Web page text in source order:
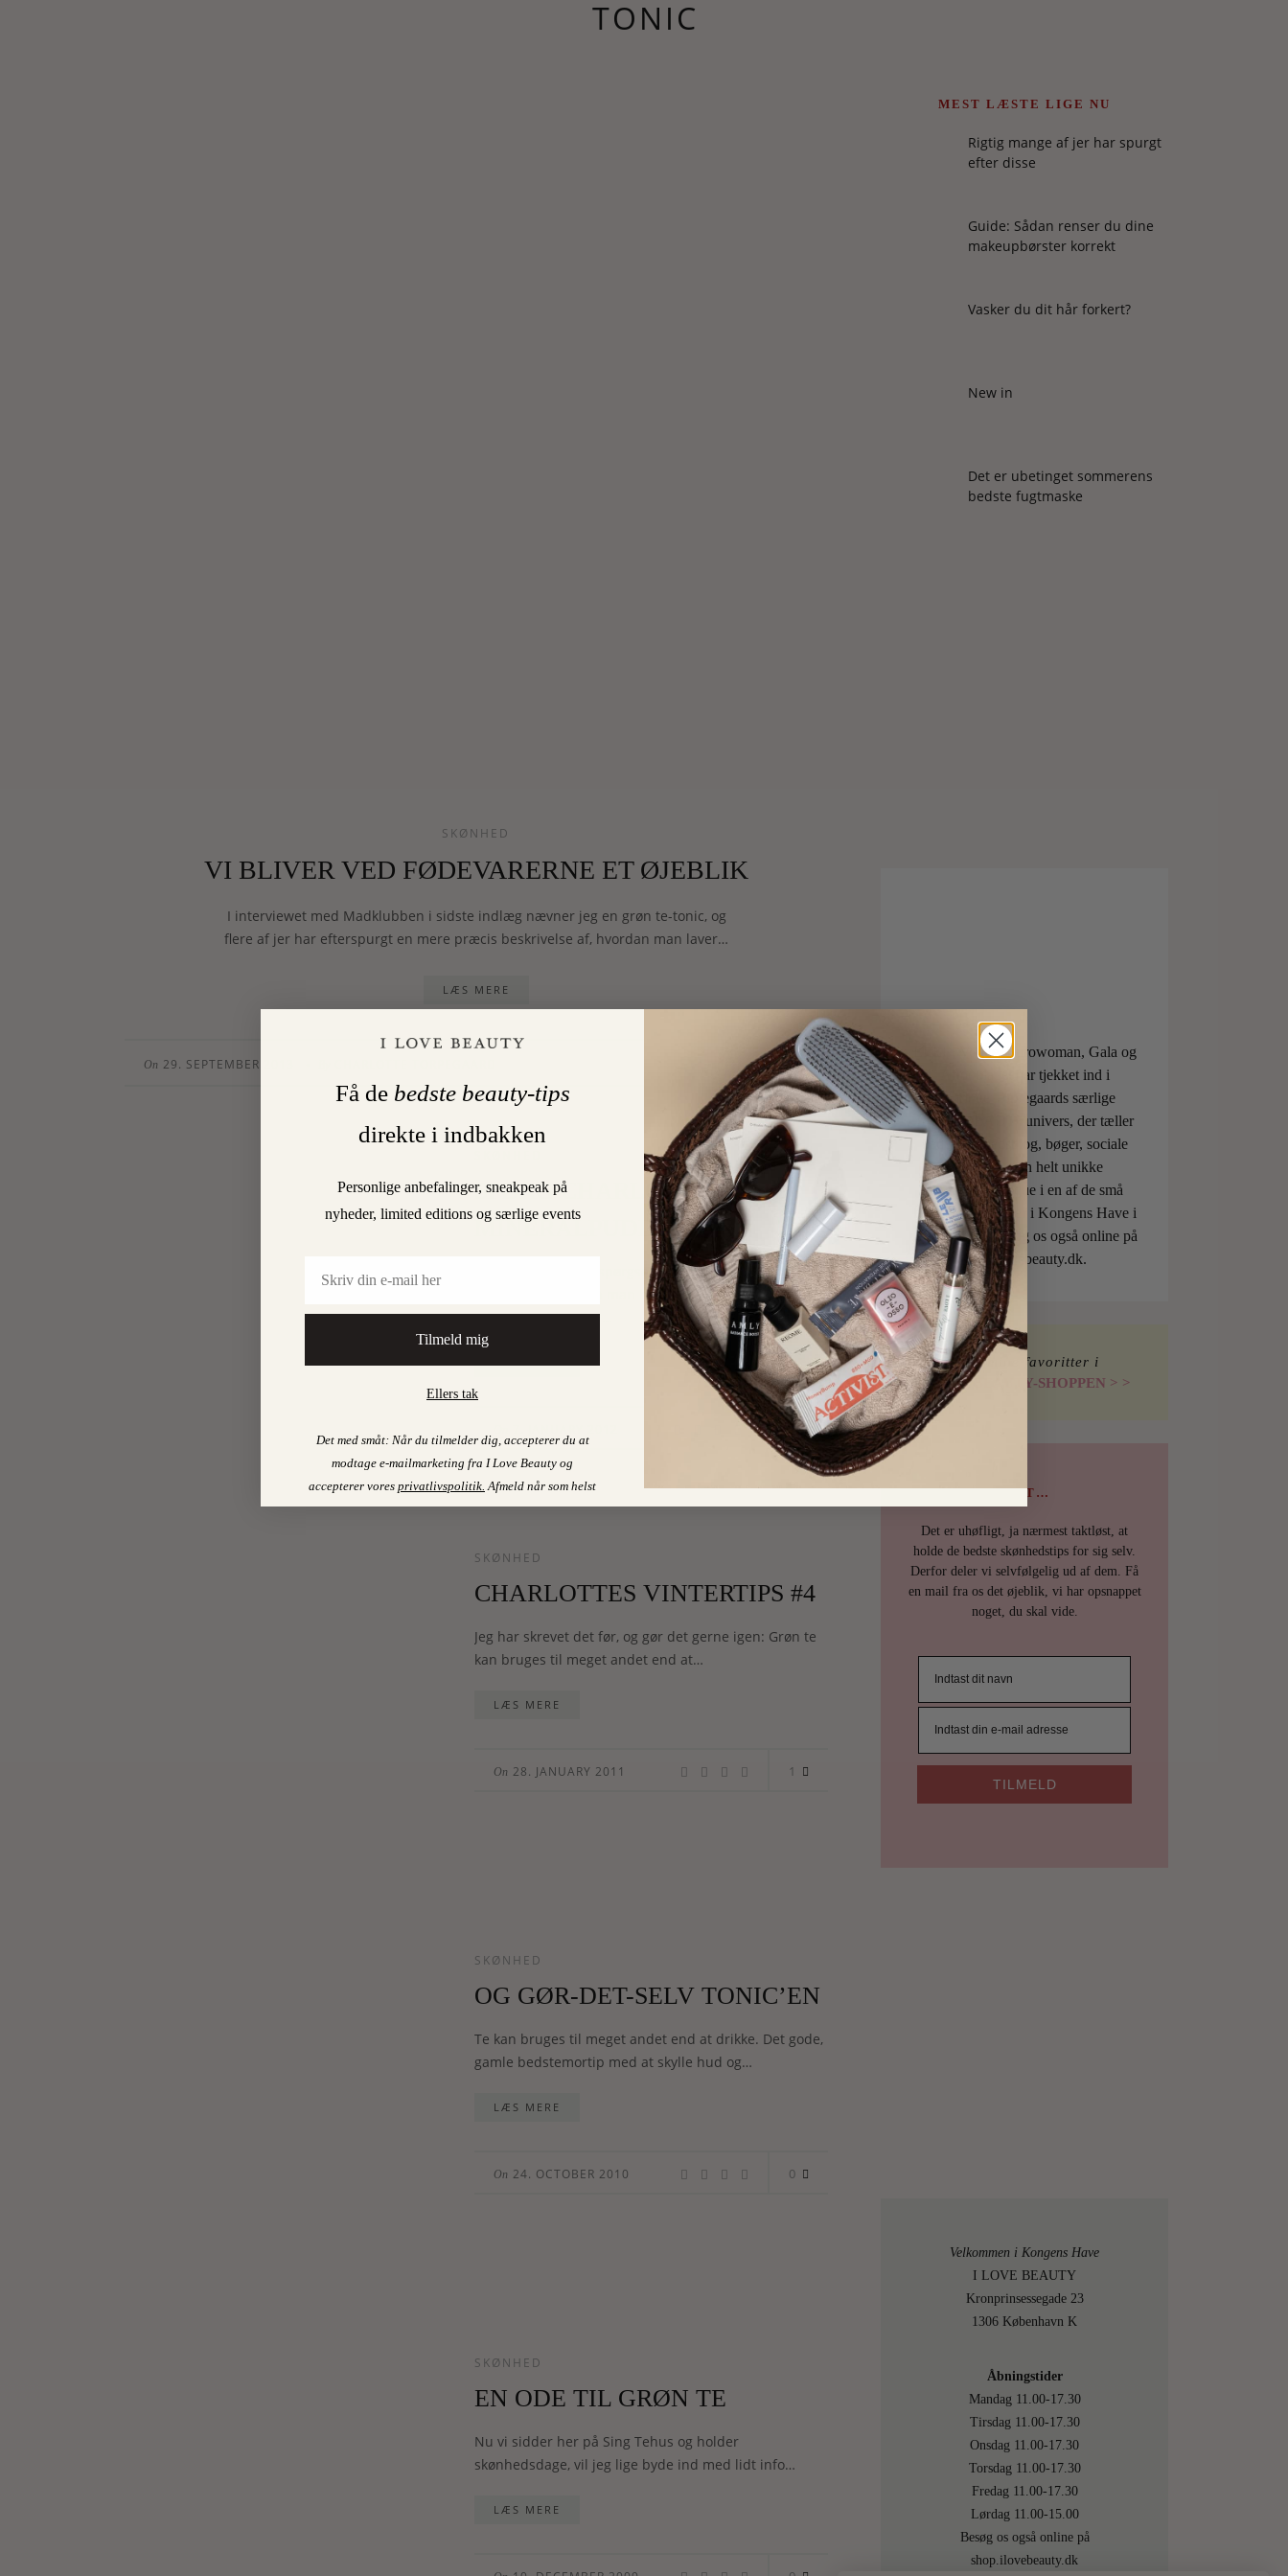
TONIC
SKØNHED
VI BLIVER VED FØDEVARERNE ET ØJEBLIK
I interviewet med Madklubben i sidste indlæg nævner jeg en grøn te-tonic, og
flere af jer har efterspurgt en mere præcis beskrivelse af, hvordan man laver…
LÆS MERE
On 29. SEPTEMBER 2013 3
SPØRG CHARLOTTE:
MINERALPUDDER
Jeg har fået en forespørgsel fra Lisa, der savner et
indlæg om, hvordan man bedst bruger
mineralpudder. Det…
LÆS MERE
21
SKØNHED
CHARLOTTES VINTERTIPS #4
Jeg har skrevet det før, og gør det gerne igen: Grøn te
kan bruges til meget andet end at…
LÆS MERE
On 28. JANUARY 2011 1
SKØNHED
OG GØR-DET-SELV TONIC’EN
Te kan bruges til meget andet end at drikke. Det gode,
gamle bedstemortip med at skylle hud og…
LÆS MERE
On 24. OCTOBER 2010 0
SKØNHED
EN ODE TIL GRØN TE
Nu vi sidder her på Sing Tehus og holder
skønhedsdage, vil jeg lige byde ind med lidt info…
LÆS MERE
MEST LÆSTE LIGE NU
Rigtig mange af jer har spurgt
efter disse
Guide: Sådan renser du dine
makeupbørster korrekt
Vasker du dit hår forkert?
New in
Det er ubetinget sommerens
bedste fugtmaske
ELLE, Vogue, Eurowoman, Gala og
Aftonbladet har tjekket ind i
Charlotte Torpegaards særlige
ILOVEBEAUTYunivers, der tæller
både skønhedsblog, bøger, sociale
medier og den helt unikke
skønhedsboutique i en af de små
berømte pavilloner i Kongens Have i
København. Besøg os også online på
shop.ilovebeauty.dk.
Find mine favoritter i
I LOVE BEAUTY-SHOPPEN > >
PSST…
Det er uhøfligt, ja nærmest taktløst, at
holde de bedste skønhedstips for sig selv.
Derfor deler vi selvfølgelig ud af dem. Få
en mail fra os det øjeblik, vi har opsnappet
noget, du skal vide.
TILMELD
Velkommen i Kongens Have
I LOVE BEAUTY
Kronprinsessegade 23
1306 København K
Åbningstider
Mandag 11.00-17.30
Tirsdag 11.00-17.30
Onsdag 11.00-17.30
Torsdag 11.00-17.30
Fredag 11.00-17.30
Lørdag 11.00-15.00
Besøg os også online på
shop.ilovebeauty.dk
Få de bedste beauty-tips
direkte i indbakken
Personlige anbefalinger, sneakpeak på
nyheder, limited editions og særlige events
Tilmeld mig
Ellers tak
Det med småt: Når du tilmelder dig, accepterer du at
modtage e-mailmarketing fra I Love Beauty og
accepterer vores privatlivspolitik. Afmeld når som helst